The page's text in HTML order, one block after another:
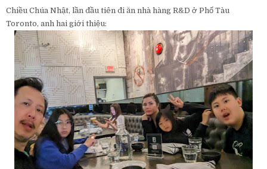
Chiều Chúa Nhật, lần đầu tiên đi ăn nhà hàng R&D ở Phố Tàu
Toronto, anh hai giới thiệu: